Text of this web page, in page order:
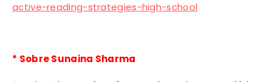
active-reading-strategies-high-school
* Sobre Sunaina Sharma